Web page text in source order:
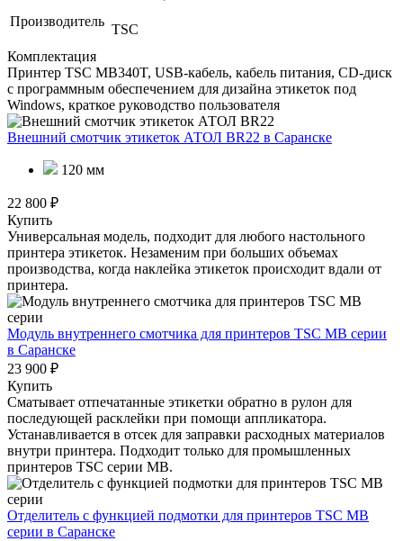
Производитель
TSC
Комплектация
Принтер TSC MB340T, USB-кабель, кабель питания, CD-диск
с программным обеспечением для дизайна этикеток под
Windows, краткое руководство пользователя
Внешний смотчик этикеток АТОЛ BR22 в Саранске
120 мм
22 800 ₽
Купить
Универсальная модель, подходит для любого настольного
принтера этикеток. Незаменим при больших объемах
производства, когда наклейка этикеток происходит вдали от
принтера.
Модуль внутреннего смотчика для принтеров TSC МВ серии
в Саранске
23 900 ₽
Купить
Сматывает отпечатанные этикетки обратно в рулон для
последующей расклейки при помощи аппликатора.
Устанавливается в отсек для заправки расходных материалов
внутри принтера. Подходит только для промышленных
принтеров TSC серии MB.
Отделитель с функцией подмотки для принтеров TSC МВ
серии в Саранске